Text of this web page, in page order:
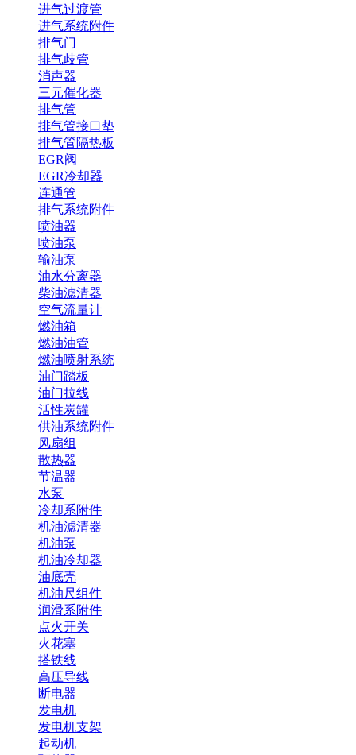
进气过渡管
进气系统附件
排气门
排气歧管
消声器
三元催化器
排气管
排气管接口垫
排气管隔热板
EGR阀
EGR冷却器
连通管
排气系统附件
喷油器
喷油泵
输油泵
油水分离器
柴油滤清器
空气流量计
燃油箱
燃油油管
燃油喷射系统
油门踏板
油门拉线
活性炭罐
供油系统附件
风扇组
散热器
节温器
水泵
冷却系附件
机油滤清器
机油泵
机油冷却器
油底壳
机油尺组件
润滑系附件
点火开关
火花塞
搭铁线
高压导线
断电器
发电机
发电机支架
起动机